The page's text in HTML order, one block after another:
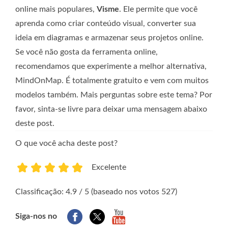
online mais populares, Visme. Ele permite que você
aprenda como criar conteúdo visual, converter sua
ideia em diagramas e armazenar seus projetos online.
Se você não gosta da ferramenta online,
recomendamos que experimente a melhor alternativa,
MindOnMap. É totalmente gratuito e vem com muitos
modelos também. Mais perguntas sobre este tema? Por
favor, sinta-se livre para deixar uma mensagem abaixo
deste post.
O que você acha deste post?
Excelente
Classificação: 4.9 / 5 (baseado nos votos 527)
Siga-nos no